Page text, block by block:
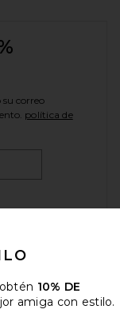
su correo
política de
10% DE
amiga con estilo.